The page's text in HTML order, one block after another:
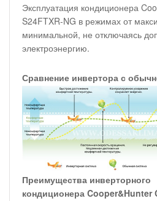
Эксплуатация кондиционера
S24FTXR-NG в режимах от
минимальной, не отключаясь
электроэнергию.
Сравнение инвертора с
Преимущества инверторного
кондиционера Cooper&Hunter